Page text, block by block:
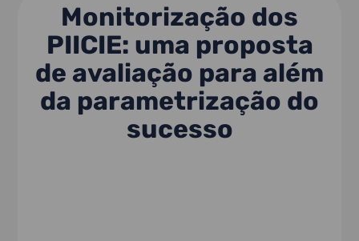
Monitorização dos
PIICIE: uma proposta
de avaliação para além
da parametrização do
sucesso